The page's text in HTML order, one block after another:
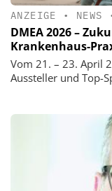
ANZEIGE • NEWS
DMEA 2026 –
Krankenhaus-
Vom 21. – 23. April
Aussteller und Top-